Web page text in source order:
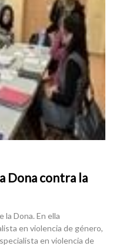
Dona contra la
la Dona. En ella
en violencia de género,
en violencia de